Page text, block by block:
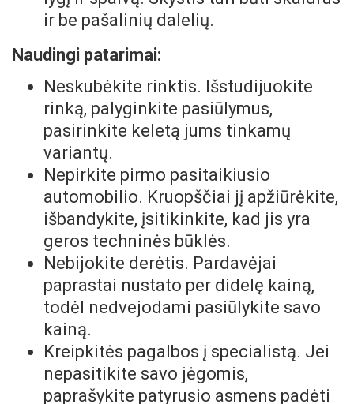
ir be pašalinių dalelių.
Naudingi patarimai:
Neskubėkite rinktis. Išstudijuokite
rinką, palyginkite pasiūlymus,
pasirinkite keletą jums tinkamų
variantų.
Nepirkite pirmo pasitaikiusio
automobilio. Kruopščiai jį apžiūrėkite,
išbandykite, įsitikinkite, kad jis yra
geros techninės būklės.
Nebijokite derėtis. Pardavėjai
paprastai nustato per didelę kainą,
todėl nedvejodami pasiūlykite savo
kainą.
Kreipkitės pagalbos į specialistą. Jei
nepasitikite savo jėgomis,
paprašykite patyrusio asmens padėti